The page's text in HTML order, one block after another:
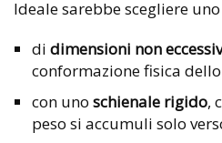
Ideale sarebbe scegliere uno
di dimensioni non
conformazione fisica
con uno schienale rigido,
peso si accumuli solo